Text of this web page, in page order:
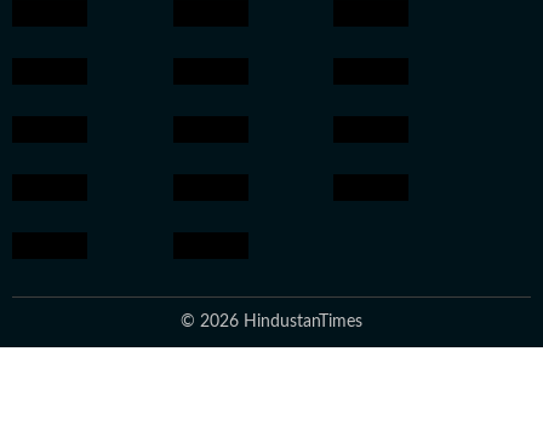
© 2026 HindustanTimes